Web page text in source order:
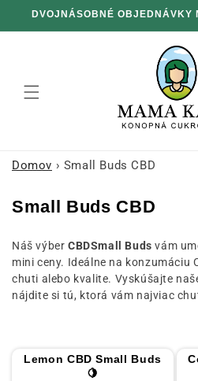
a prejsť
na obsah
100 G ZADARMO ZA
Domov › Small Buds CBD
K
l
e
k
Small Buds CBD
Náš výber CBDSmall Budsvám
mini ceny. Ideálne na konzumáciu
chuti alebo kvalite. Vyskúšajte
nájdite si tú, ktorá vám najviac
Lemon CBD Small Buds
🍋